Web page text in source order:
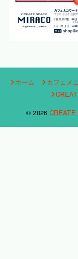
ホーム カフェメ
© 2026CREATE